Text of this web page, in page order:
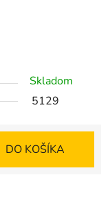
Skladom
5129
DO KOŠÍKA